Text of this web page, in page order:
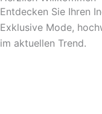
Entdecken Sie Ihren
Exklusive Mode,
im aktuellen Trend.